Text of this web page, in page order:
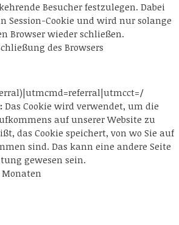
Besucher festzulegen. Dabei
Session-Cookie und wird nur solange
Browser wieder schließen.
des Browsers
Das Cookie wird verwendet, um die
auf unserer Website zu
das Cookie speichert, von wo Sie auf
sind. Das kann eine andere Seite
gewesen sein.